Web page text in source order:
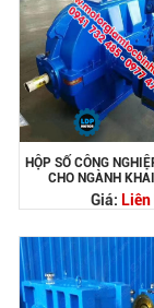
HỘP SỐ CÔNG
CHO NGÀNH
Giá: Liên